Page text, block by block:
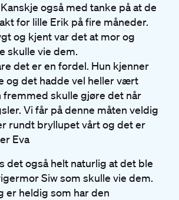
også med tanke på at de
for lille Erik på fire måneder.
og kjent var det at mor og
skulle vie dem.
det er en fordel. Hun kjenner
og det hadde vel heller vært
fremmed skulle gjøre det når
Vi får på denne måten veldig
rundt bryllupet vårt og det er
Eva
det også helt naturlig at det ble
Siw som skulle vie dem.
er heldig som har den